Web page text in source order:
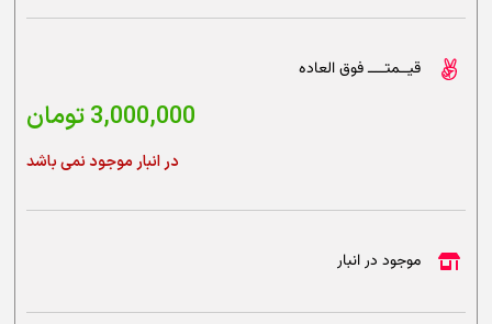
قیــمتــــ فوق العاده
3,000,000تومان
در انبار موجود نمی باشد
موجود در انبار